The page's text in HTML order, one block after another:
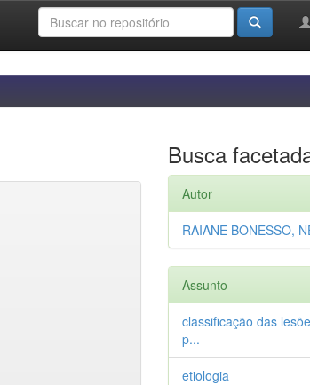
Busca
Autor
RAIANE BONESSO,
Assunto
classificação das
p...
etiologia